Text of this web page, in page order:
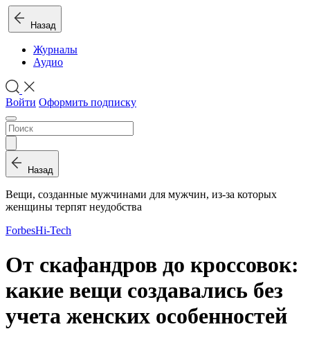
Назад
Журналы
Аудио
Войти Оформить подписку
Назад
Вещи, созданные мужчинами для мужчин, из-за которых
женщины терпят неудобства
ForbesHi-Tech
От скафандров до кроссовок:
какие вещи создавались без
учета женских особенностей